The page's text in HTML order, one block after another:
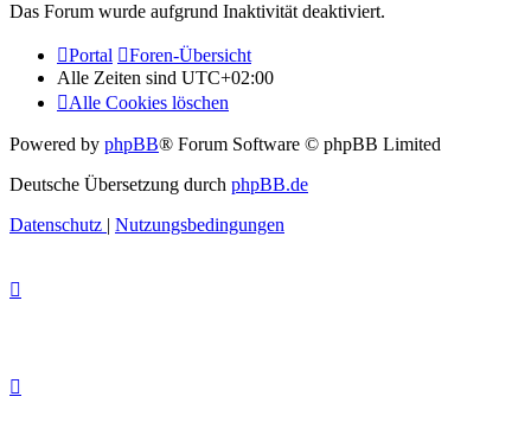
Das Forum wurde aufgrund Inaktivität deaktiviert.
Portal
Foren-Übersicht
Alle Zeiten sind UTC+02:00
Alle Cookies löschen
Powered by phpBB® Forum Software © phpBB Limited
Deutsche Übersetzung durch phpBB.de
Datenschutz | Nutzungsbedingungen